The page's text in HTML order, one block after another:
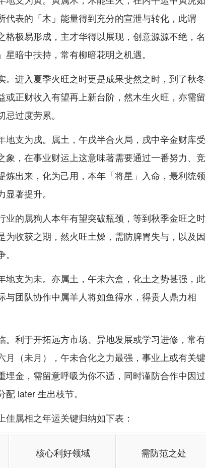
代表的「木」能量得到充分的宣泄与转化，此谓
格极易形成，主才华得以展现，创意源源不绝，名
暗中扶持，常有柳暗花明之机遇。
。进入夏季火旺之时更是成果斐然之时，到了秋冬
或正财收入有望再上新台阶，然木生火旺，亦需留
过度劳累。
地支为戌。属土，午戌半合火局，戌中辛金财库受
象，在事业财运上这意味著需要通过一番努力、竞
炼出来，化为己用，本年「将星」入命，最利统领
著提升。
业的属狗人本年有望突破瓶颈，等到秋季金旺之时
为收获之期，然火旺土燥，需防脾胃失与，以及因
地支为未。亦属土，午未六盒，化土之势甚强，此
与团队协作中属羊人将如鱼得水，得贵人鼎力相
。利于开拓远方市场、异地发展或学习进修，常有
月（未月），午未合化之力最强，事业上或有关键
埋金，需留意呼吸为你不适，同时谨防合作中因过
later 生出枝节。
属相之年运关键归纳如下表：
核心利好领域 需防范之处